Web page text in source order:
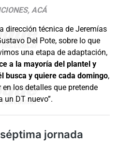
ACÁ
dirección técnica de Jeremías
Del Pote, sobre lo que
una etapa de adaptación,
a la mayoría del plantel y
busca y quiere cada domingo,
los detalles que pretende
un DT nuevo”.